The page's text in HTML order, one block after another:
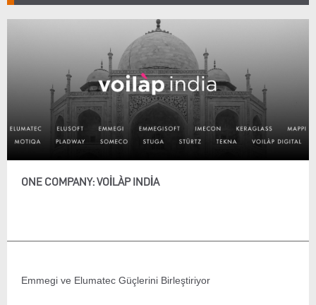
ONE COMPANY: VOILÀP INDIA
Emmegi ve Elumatec Güçlerini Birleştiriyor